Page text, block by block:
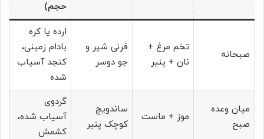
حجم)
صبحانه
تخم مرغ +
نان + پنیر
فرنی شیر و
جو دوسر
ارده یا کره
بادام زمینی،
کنجد آسیاب
شده
میان وعده
صبح
موز + ماست
ساندویچ
کوچک پنیر
گردوی
آسیاب شده،
کشمش